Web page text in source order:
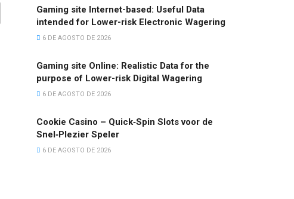
Gaming site Internet-based: Useful Data
intended for Lower-risk Electronic Wagering
6 DE AGOSTO DE 2026
Gaming site Online: Realistic Data for the
purpose of Lower-risk Digital Wagering
6 DE AGOSTO DE 2026
Cookie Casino – Quick‑Spin Slots voor de
Snel‑Plezier Speler
6 DE AGOSTO DE 2026